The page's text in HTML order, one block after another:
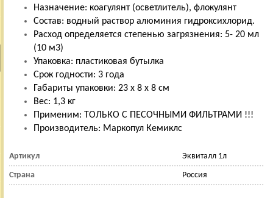
Назначение: коагулянт (осветлитель), флокулянт
Состав: водный раствор алюминия гидроксихлорид.
Расход определяется степенью загрязнения: 5- 20 мл
(10 м3)
Упаковка: пластиковая бутылка
Срок годности: 3 года
Габариты упаковки: 23 х 8 х 8 см
Вес: 1,3 кг
Применим: ТОЛЬКО С ПЕСОЧНЫМИ ФИЛЬТРАМИ !!!
Производитель: Маркопул Кемиклс
Артикул Эквиталл 1л
Страна Россия